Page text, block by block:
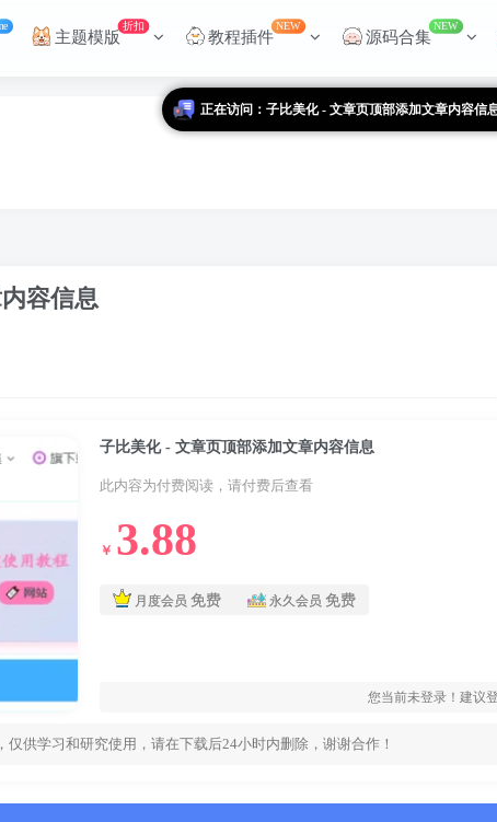
正在访问：子比美化 - 文章页顶部添加文章内容信
主题模版
折扣
教程插件
NEW
源码合集
NEW
容信息
子比美化 - 文章页顶部添加文章内容信息
此内容为付费阅读，请付费后查看
￥ 3.88
月度会员 免费 永久会员 免费
您当前未登录！建议
供学习和研究使用，请在下载后24小时内删除，谢谢合作！